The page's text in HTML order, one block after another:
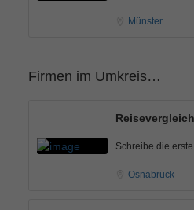
Münster
Firmen im Umkreis…
Schreibe die
Osnabrück